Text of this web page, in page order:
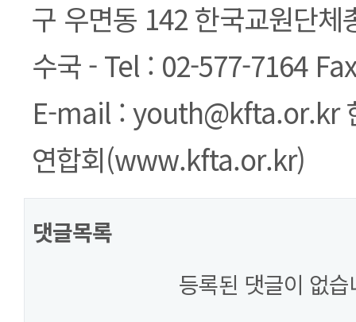
구 우면동 142 한국교원단체
수국 - Tel : 02-577-7164
E-mail : youth@kfta.or.kr
연합회(www.kfta.or.kr)
댓글목록
등록된 댓글이 없습